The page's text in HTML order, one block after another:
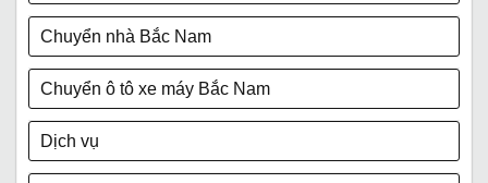
Chuyển nhà Bắc Nam
Chuyển ô tô xe máy Bắc Nam
Dịch vụ